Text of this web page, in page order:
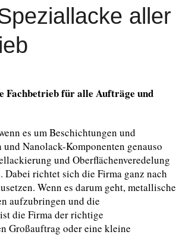
UND RELEVANT BLEIBEN
aller
Fachbetrieb für alle Aufträge und
es um Beschichtungen und
Nanolack-Komponenten genauso
und Oberflächenveredelung
Dabei richtet sich die Firma ganz nach
Wenn es darum geht, metallische
aufzubringen und die
die Firma der richtige
Großauftrag oder eine kleine